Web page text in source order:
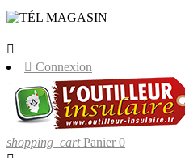

 Connexion
shopping_cart Panier 0